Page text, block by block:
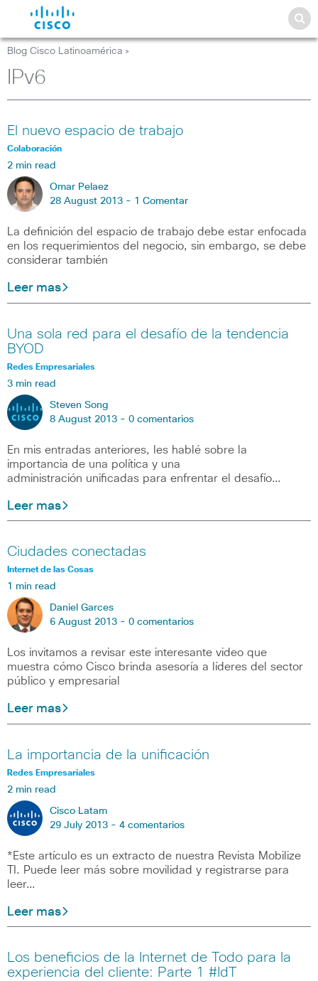
Blog Cisco Latinoamérica >
IPv6
El nuevo espacio de trabajo
Colaboración
2 min read
Omar Pelaez
28 August 2013 - 1 Comentar
La definición del espacio de trabajo debe estar enfocada
en los requerimientos del negocio, sin embargo, se debe
considerar también
Leer mas
Una sola red para el desafío de la tendencia
BYOD
Redes Empresariales
3 min read
Steven Song
8 August 2013 - 0 comentarios
En mis entradas anteriores, les hablé sobre la
importancia de una política y una
administración unificadas para enfrentar el desafío…
Leer mas
Ciudades conectadas
Internet de las Cosas
1 min read
Daniel Garces
6 August 2013 - 0 comentarios
Los invitamos a revisar este interesante video que
muestra cómo Cisco brinda asesoría a líderes del sector
público y empresarial
Leer mas
La importancia de la unificación
Redes Empresariales
2 min read
Cisco Latam
29 July 2013 - 4 comentarios
*Este artículo es un extracto de nuestra Revista Mobilize
TI. Puede leer más sobre movilidad y registrarse para
leer…
Leer mas
Los beneficios de la Internet de Todo para la
experiencia del cliente: Parte 1 #IdT